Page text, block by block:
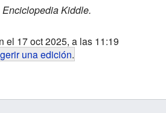
Enciclopedia Kiddle.
el 17 oct 2025, a las 11:19
una edición.